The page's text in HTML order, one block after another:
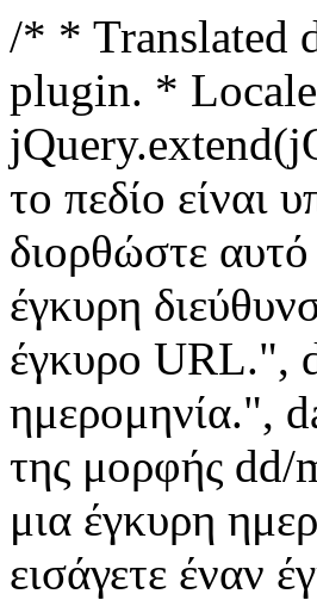
/* * Translated
plugin. *
το πεδίο
διορθώστε
έγκυρη
έγκυρο URL.",
ημερομηνία.",
της μορφής
μια έγκυρη
εισάγετε έναν